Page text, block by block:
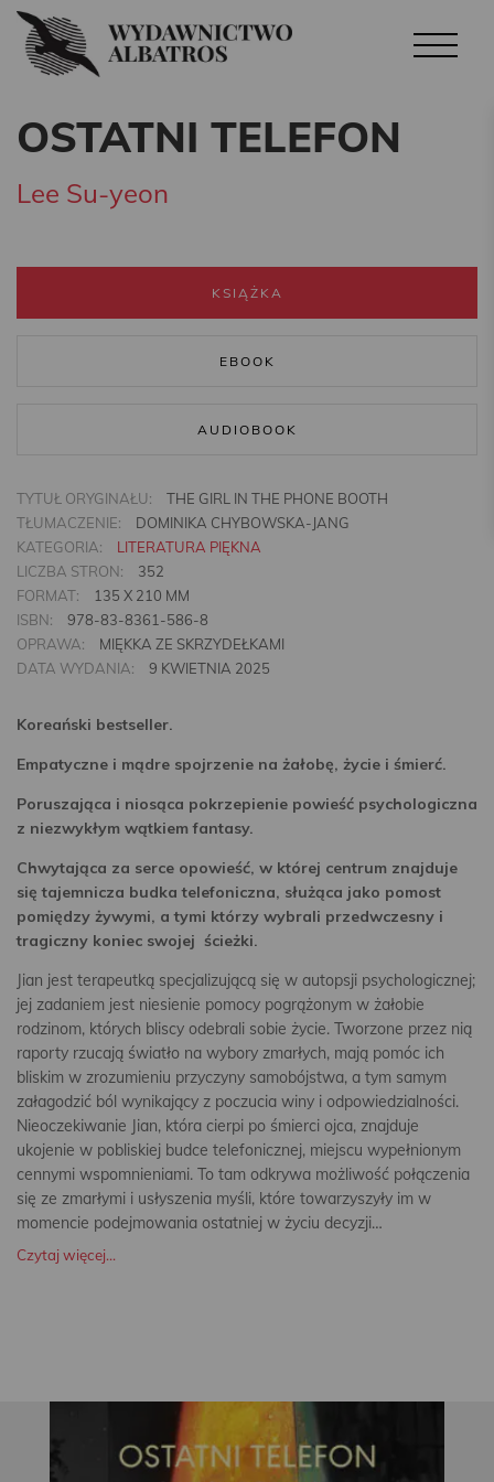
OSTATNI TELEFON
Lee Su-yeon
KSIĄŻKA
EBOOK
AUDIOBOOK
TYTUŁ ORYGINAŁU:
THE GIRL IN THE PHONE BOOTH
TŁUMACZENIE:
DOMINIKA CHYBOWSKA-JANG
KATEGORIA:
LITERATURA PIĘKNA
LICZBA STRON:
352
FORMAT:
135 X 210 MM
ISBN:
978-83-8361-586-8
OPRAWA:
MIĘKKA ZE SKRZYDEŁKAMI
DATA WYDANIA:
9 KWIETNIA 2025
Koreański bestseller.
Empatyczne i mądre spojrzenie na żałobę, życie i śmierć.
Poruszająca i niosąca pokrzepienie powieść psychologiczna
z niezwykłym wątkiem fantasy.
Chwytająca za serce opowieść, w której centrum znajduje
się tajemnicza budka telefoniczna, służąca jako pomost
pomiędzy żywymi, a tymi którzy wybrali przedwczesny i
tragiczny koniec swojej ścieżki.
Jian jest terapeutką specjalizującą się w autopsji psychologicznej;
jej zadaniem jest niesienie pomocy pogrążonym w żałobie
rodzinom, których bliscy odebrali sobie życie. Tworzone przez nią
raporty rzucają światło na wybory zmarłych, mają pomóc ich
bliskim w zrozumieniu przyczyny samobójstwa, a tym samym
załagodzić ból wynikający z poczucia winy i odpowiedzialności.
Nieoczekiwanie Jian, która cierpi po śmierci ojca, znajduje
ukojenie w pobliskiej budce telefonicznej, miejscu wypełnionym
cennymi wspomnieniami. To tam odkrywa możliwość połączenia
się ze zmarłymi i usłyszenia myśli, które towarzyszyły im w
momencie podejmowania ostatniej w życiu decyzji…
Czytaj więcej...